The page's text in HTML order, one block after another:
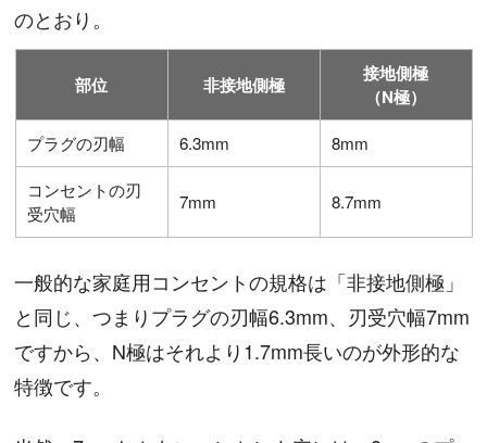
のとおり。
部位 非接地側極
接地側極
（N極）
プラグの刃幅 6.3mm 8mm
コンセントの刃
受穴幅
7mm 8.7mm
一般的な家庭用コンセントの規格は「非接地側極」
と同じ、つまりプラグの刃幅6.3mm、刃受穴幅7mm
ですから、N極はそれより1.7mm長いのが外形的な
特徴です。